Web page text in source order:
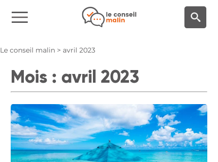
Le conseil malin > avril 2023
Mois : avril 2023